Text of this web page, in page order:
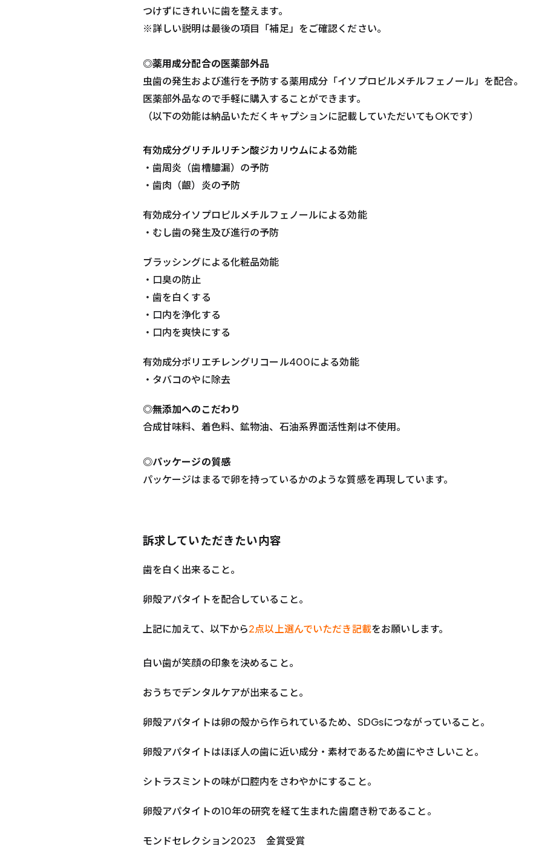
つけずにきれいに歯を整えます。
※詳しい説明は最後の項目「補足」をご確認ください。
◎薬用成分配合の医薬部外品
虫歯の発生および進行を予防する薬用成分「イソプロピルメチルフェノール」を配合。
医薬部外品なので手軽に購入することができます。
（以下の効能は納品いただくキャプションに記載していただいてもOKです）
有効成分グリチルリチン酸ジカリウムによる効能
・歯周炎（歯槽膿漏）の予防
・歯肉（齦）炎の予防
有効成分イソプロピルメチルフェノールによる効能
・むし歯の発生及び進行の予防
ブラッシングによる化粧品効能
・口臭の防止
・歯を白くする
・口内を浄化する
・口内を爽快にする
有効成分ポリエチレングリコール400による効能
・タバコのやに除去
◎無添加へのこだわり
合成甘味料、着色料、鉱物油、石油系界面活性剤は不使用。
◎パッケージの質感
パッケージはまるで卵を持っているかのような質感を再現しています。
訴求していただきたい内容
歯を白く出来ること。
卵殻アパタイトを配合していること。
上記に加えて、以下から2点以上選んでいただき記載をお願いします。
白い歯が笑顔の印象を決めること。
おうちでデンタルケアが出来ること。
卵殻アパタイトは卵の殻から作られているため、SDGsにつながっていること。
卵殻アパタイトはほぼ人の歯に近い成分・素材であるため歯にやさしいこと。
シトラスミントの味が口腔内をさわやかにすること。
卵殻アパタイトの10年の研究を経て生まれた歯磨き粉であること。
モンドセレクション2023 金賞受賞